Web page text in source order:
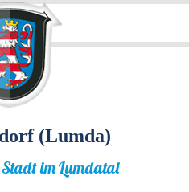
(Lumda)
Stadt im Lumdatal